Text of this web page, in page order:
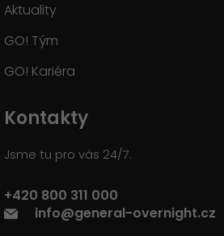
Aktuality
GO! Tým
GO! Kariéra
Kontakty
Jsme tu pro vás 24/7.
+420 800 311 000
info@general-overnight.cz